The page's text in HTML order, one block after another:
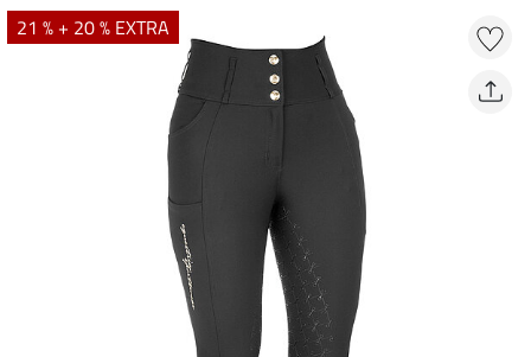
21 % + 20 % EXTRA